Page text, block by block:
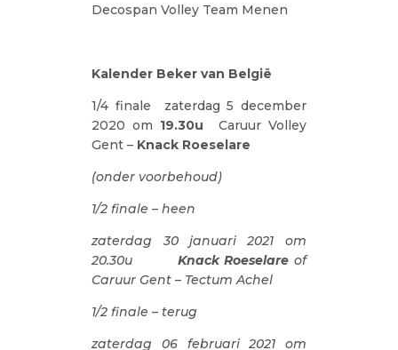
Decospan Volley Team Menen
Kalender Beker van België
1/4 finale zaterdag 5 december
2020 om 19.30u Caruur Volley
Gent – Knack Roeselare
(onder voorbehoud)
1/2 finale – heen
zaterdag 30 januari 2021 om
20.30u Knack Roeselare of
Caruur Gent – Tectum Achel
1/2 finale – terug
zaterdag 06 februari 2021 om